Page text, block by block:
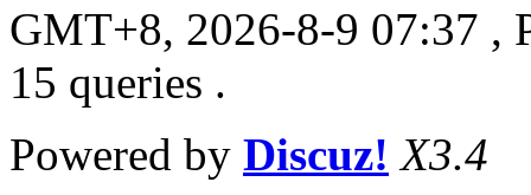
GMT+8, 2026-8-9 07:37 ,
15 queries .
Powered by Discuz! X3.4